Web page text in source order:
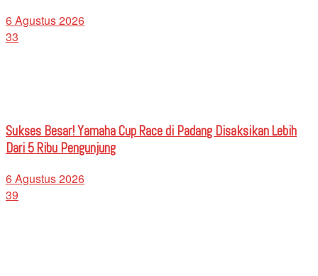
6 Agustus 2026
33
Sukses Besar! Yamaha Cup Race di Padang Disaksikan Lebih
Dari 5 Ribu Pengunjung
6 Agustus 2026
39